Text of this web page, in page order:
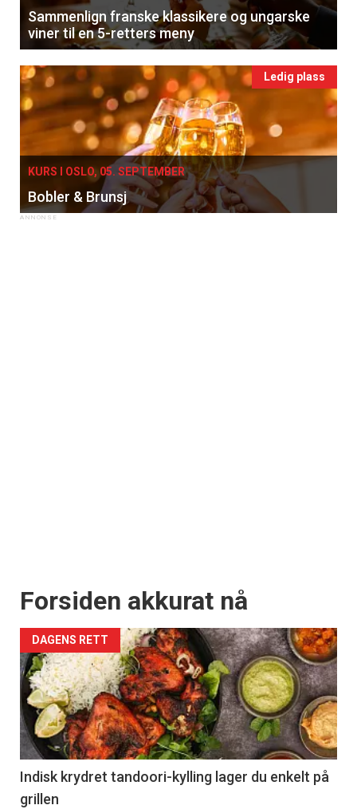
Sammenlign franske klassikere og ungarske
viner til en 5-retters meny
Ledig plass
KURS I OSLO, 05. SEPTEMBER
Bobler & Brunsj
Forsiden akkurat nå
DAGENS RETT
Indisk krydret tandoori-kylling lager du enkelt på
grillen